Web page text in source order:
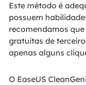
Este método é
possuem
recomendamos
gratuitas de
apenas alguns
O EaseUS